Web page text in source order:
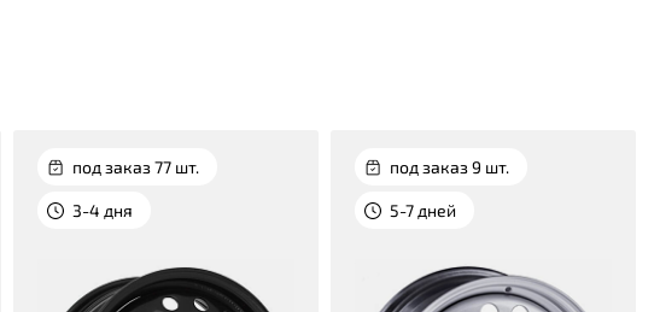
под заказ 77 шт.
3-4 дня
под заказ 9 шт.
5-7 дней